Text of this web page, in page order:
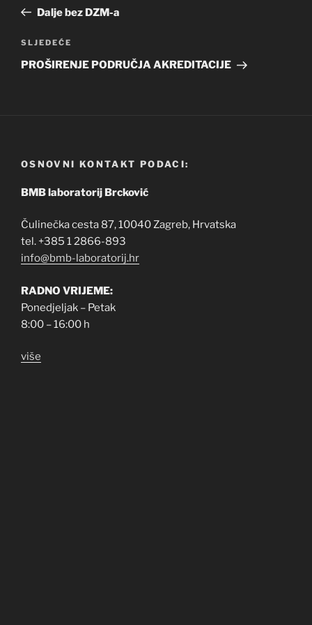
objavaDalje bez DZM-a
Sljedeća
objava
SLJEDEĆE
PROŠIRENJE PODRUČJA AKREDITACIJE
OSNOVNI KONTAKT PODACI:
BMB laboratorij Brcković
Čulinečka cesta 87, 10040 Zagreb, Hrvatska
tel. +385 1 2866-893
info@bmb-laboratorij.hr
RADNO VRIJEME:
Ponedjeljak – Petak
8:00 – 16:00 h
više